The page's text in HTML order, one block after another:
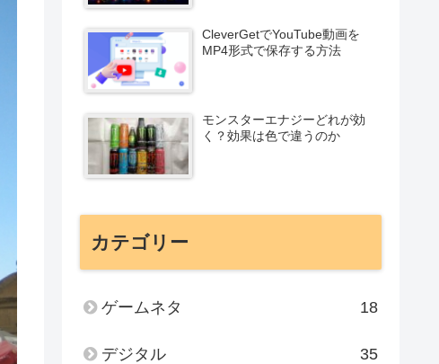
CleverGetでYouTube動画を
MP4形式で保存する方法
モンスターエナジーどれが効
く？効果は色で違うのか
カテゴリー
ゲームネタ 18
デジタル 35